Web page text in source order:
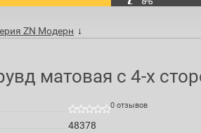
ZN Модерн
матовая с 4-х
0 отзывов
48378